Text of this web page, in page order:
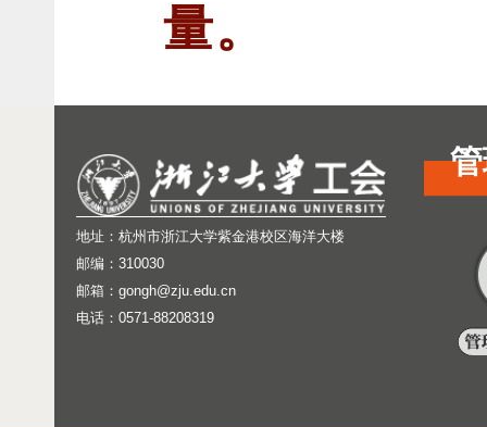
量。
地址：杭州市浙江大学紫金港校区海洋大楼
邮编：310030
邮箱：gongh@zju.edu.cn
电话：0571-88208319